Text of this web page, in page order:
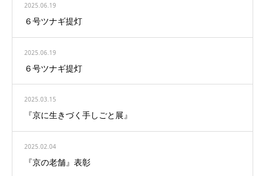
2025.06.19
６号ツナギ提灯
2025.06.19
６号ツナギ提灯
2025.03.15
『京に生きづく手しごと展』
2025.02.04
『京の老舗』表彰